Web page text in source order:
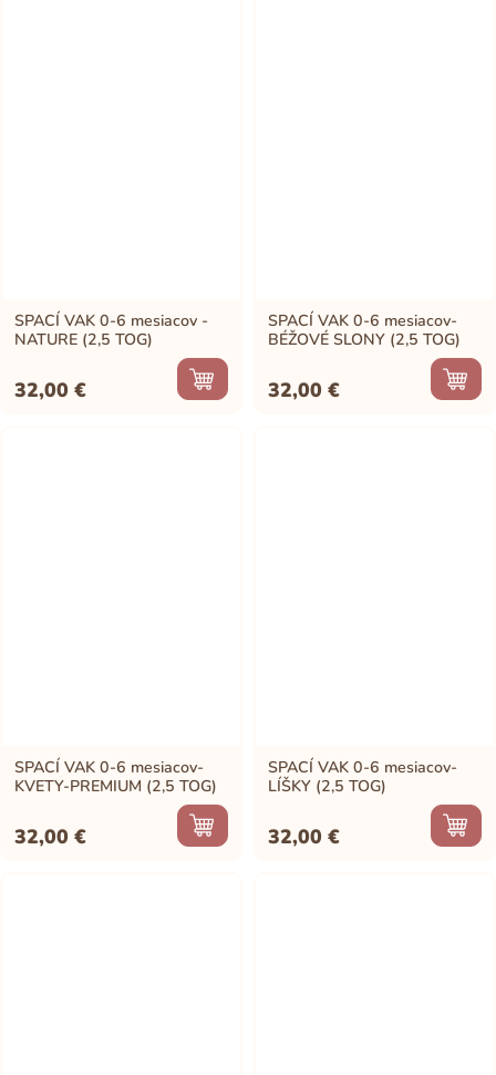
SPACÍ VAK 0-6 mesiacov -
NATURE (2,5 TOG)
32,00€
SPACÍ VAK 0-6 mesiacov-
BÉŽOVÉ SLONY (2,5 TOG)
32,00€
SPACÍ VAK 0-6 mesiacov-
KVETY-PREMIUM (2,5 TOG)
32,00€
SPACÍ VAK 0-6 mesiacov-
LÍŠKY (2,5 TOG)
32,00€